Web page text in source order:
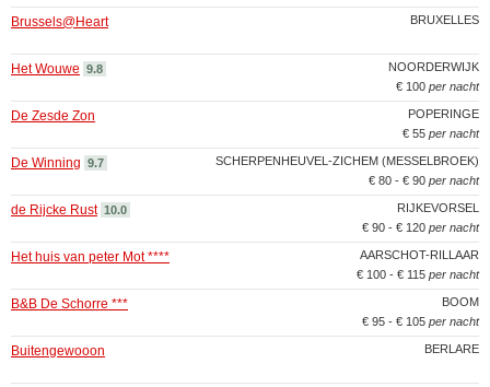
BRUXELLES
Brussels@Heart
NOORDERWIJK
Het Wouwe 9.8
€ 100 per nacht
POPERINGE
De Zesde Zon
€ 55 per nacht
SCHERPENHEUVEL-ZICHEM (MESSELBROEK)
De Winning 9.7
€ 80 - € 90 per nacht
RIJKEVORSEL
de Rijcke Rust 10.0
€ 90 - € 120 per nacht
AARSCHOT-RILLAAR
Het huis van peter Mot ****
€ 100 - € 115 per nacht
BOOM
B&B De Schorre ***
€ 95 - € 105 per nacht
BERLARE
Buitengewooon